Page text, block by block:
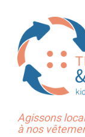
Agissons
à nos